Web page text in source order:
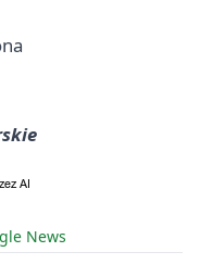
News